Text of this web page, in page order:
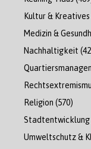
Kultur & Kreatives
Medizin &
Nachhaltigkeit
Religion (570)
Stadtentwicklung
Umweltschutz &